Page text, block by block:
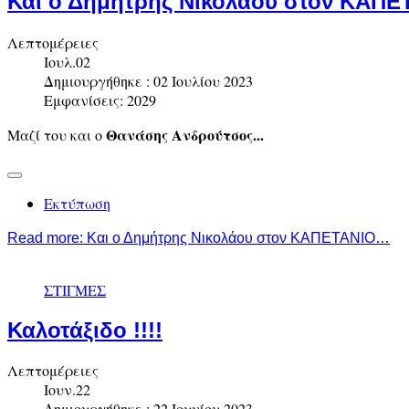
Λεπτομέρειες
Ιουλ.02
Δημιουργήθηκε : 02 Ιουλίου 2023
Εμφανίσεις: 2029
Μαζί του και οΘανάσης Ανδρούτσος...
Εκτύπωση
Read more: Και ο Δημήτρης Νικολάου στον ΚΑΠΕΤΑΝΙΟ…
ΣΤΙΓΜΕΣ
Καλοτάξιδο !!!!
Λεπτομέρειες
Ιουν.22